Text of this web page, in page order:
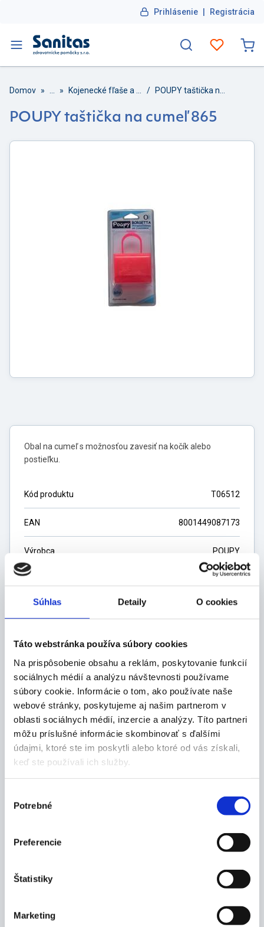
Súhlas Detaily O cookies
Táto webstránka používa súbory cookies
Na prispôsobenie obsahu a reklám, poskytovanie funkcií
sociálnych médií a analýzu návštevnosti používame
súbory cookie. Informácie o tom, ako používate naše
webové stránky, poskytujeme aj našim partnerom v
oblasti sociálnych médií, inzercie a analýzy. Títo partneri
môžu príslušné informácie skombinovať s ďalšími
údajmi, ktoré ste im poskytli alebo ktoré od vás získali,
keď ste používali ich služby.
súhlasu
Potrebné
Preferencie
Štatistiky
Marketing
Prihlásenie | Registrácia
Domov » » /
POUPY taštička na cumeľ 865
Obal na cumeľ s možnosťou zavesiť na kočík alebo
postieľku.
Kód produktu T06512
EAN 8001449087173
Výrobca POUPY
Balenie 1 KS
Dostupnosť Nedostupne
Predaj sa skončil
Popis produktu
Vlastnosti:
vhodný a praktický doplnok pre Vaše dieťatko
je možné ju zavesiť na kočík alebo postieľku
1 ks